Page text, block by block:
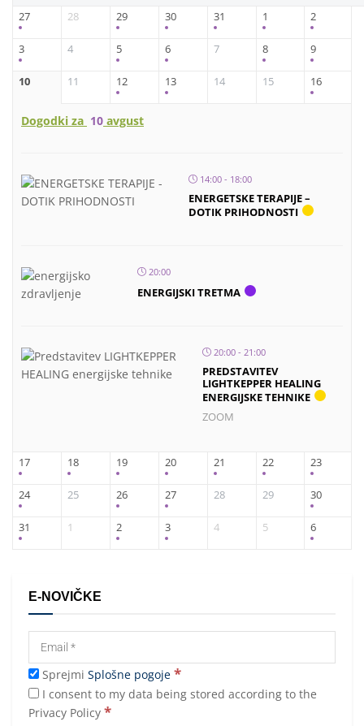
27 28 29 30 31 1 2
3 4 5 6 7 8 9
10 11 12 13 14 15 16
Dogodki za 10 avgust
14:00 - 18:00
ENERGETSKE TERAPIJE –
DOTIK PRIHODNOSTI
20:00
ENERGIJSKI TRETMA
20:00 - 21:00
PREDSTAVITEV
LIGHTKEPPER HEALING
ENERGIJSKE TEHNIKE
ZOOM
17 18 19 20 21 22 23
24 25 26 27 28 29 30
31 1 2 3 4 5 6
E-NOVIČKE
Sprejmi Splošne pogoje *
I consent to my data being stored according to the
Privacy Policy *